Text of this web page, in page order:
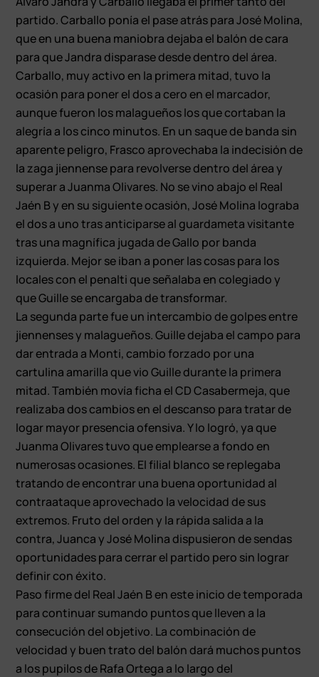
partido. Carballo ponía el pase atrás para José Molina,
que en una buena maniobra dejaba el balón de cara
para que Jandra disparase desde dentro del área.
Carballo, muy activo en la primera mitad, tuvo la
ocasión para poner el dos a cero en el marcador,
aunque fueron los malagueños los que cortaban la
alegría a los cinco minutos. En un saque de banda sin
aparente peligro, Frasco aprovechaba la indecisión de
la zaga jiennense para revolverse dentro del área y
superar a Juanma Olivares. No se vino abajo el Real
Jaén B y en su siguiente ocasión, José Molina lograba
el dos a uno tras anticiparse al guardameta visitante
tras una magnífica jugada de Gallo por banda
izquierda. Mejor se iban a poner las cosas para los
locales con el penalti que señalaba en colegiado y
que Guille se encargaba de transformar.
La segunda parte fue un intercambio de golpes entre
jiennenses y malagueños. Guille dejaba el campo para
dar entrada a Monti, cambio forzado por una
cartulina amarilla que vio Guille durante la primera
mitad. También movía ficha el CD Casabermeja, que
realizaba dos cambios en el descanso para tratar de
logar mayor presencia ofensiva. Y lo logró, ya que
Juanma Olivares tuvo que emplearse a fondo en
numerosas ocasiones. El filial blanco se replegaba
tratando de encontrar una buena oportunidad al
contraataque aprovechado la velocidad de sus
extremos. Fruto del orden y la rápida salida a la
contra, Juanca y José Molina dispusieron de sendas
oportunidades para cerrar el partido pero sin lograr
definir con éxito.
Paso firme del Real Jaén B en este inicio de temporada
para continuar sumando puntos que lleven a la
consecución del objetivo. La combinación de
velocidad y buen trato del balón dará muchos puntos
a los pupilos de Rafa Ortega a lo largo del